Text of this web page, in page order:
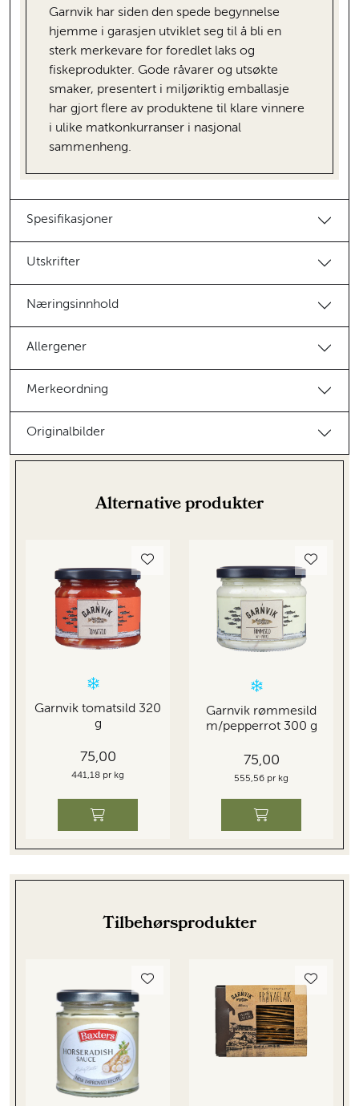
Garnvik har siden den spede begynnelse
hjemme i garasjen utviklet seg til å bli en
sterk merkevare for foredlet laks og
fiskeprodukter. Gode råvarer og utsøkte
smaker, presentert i miljøriktig emballasje
har gjort flere av produktene til klare vinnere
i ulike matkonkurranser i nasjonal
sammenheng.
Spesifikasjoner
Utskrifter
Næringsinnhold
Allergener
Merkeordning
Originalbilder
Alternative produkter
Garnvik tomatsild 320
g
75,00
441,18 pr kg
Garnvik rømmesild
m/pepperrot 300 g
75,00
555,56 pr kg
Tilbehørsprodukter